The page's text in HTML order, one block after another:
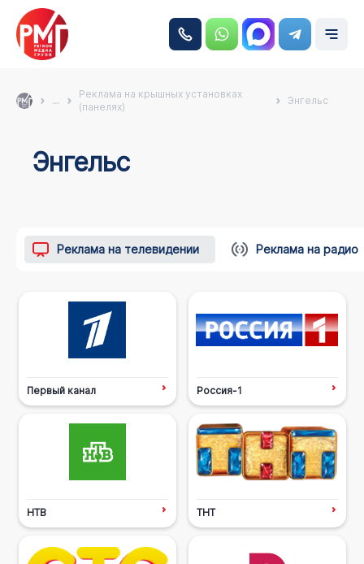
...
Реклама на крышных установках
(панелях)
Энгельс
Энгельс
Реклама на телевидении Реклама на радио
Первый канал Россия-1
НТВ ТНТ